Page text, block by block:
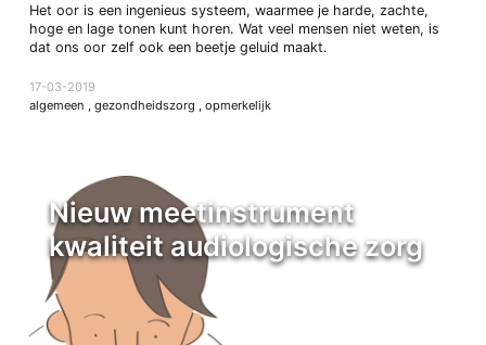
Het oor is een ingenieus systeem, waarmee je harde, zachte,
hoge en lage tonen kunt horen. Wat veel mensen niet weten, is
dat ons oor zelf ook een beetje geluid maakt.
17-03-2019
algemeen , gezondheidszorg , opmerkelijk
Nieuw meetinstrument
kwaliteit audiologische zorg